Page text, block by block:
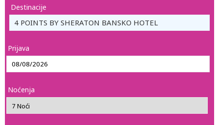
Destinacije
4 POINTS BY SHERATON BANSKO HOTEL
Prijava
Noćenja